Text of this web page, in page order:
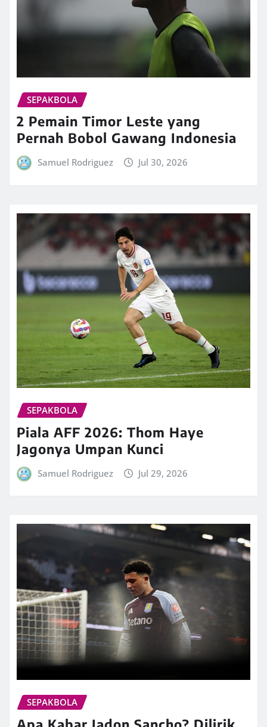
SEPAKBOLA
2 Pemain Timor Leste yang
Pernah Bobol Gawang Indonesia
Samuel Rodriguez Jul 30, 2026
SEPAKBOLA
Piala AFF 2026: Thom Haye
Jagonya Umpan Kunci
Samuel Rodriguez Jul 29, 2026
SEPAKBOLA